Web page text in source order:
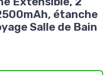
étanche
Salle de Bain